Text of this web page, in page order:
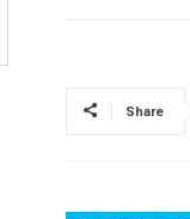
Share